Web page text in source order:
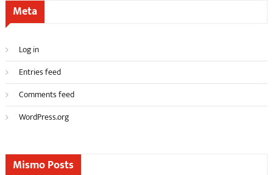
Meta
Log in
Entries feed
Comments feed
WordPress.org
Mismo Posts